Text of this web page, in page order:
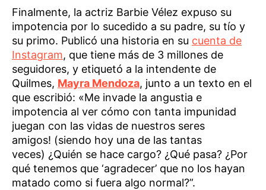
Finalmente, la actriz Barbie Vélez expuso su
impotencia por lo sucedido a su padre, su tío y
su primo. Publicó una historia en su cuenta de
Instagram, que tiene más de 3 millones de
seguidores, y etiquetó a la intendente de
Quilmes, Mayra Mendoza, junto a un texto en el
que escribió: «Me invade la angustia e
impotencia al ver cómo con tanta impunidad
juegan con las vidas de nuestros seres
amigos! (siendo hoy una de las tantas
veces) ¿Quién se hace cargo? ¿Qué pasa? ¿Por
qué tenemos que ‘agradecer’ que no los hayan
matado como si fuera algo normal?”.